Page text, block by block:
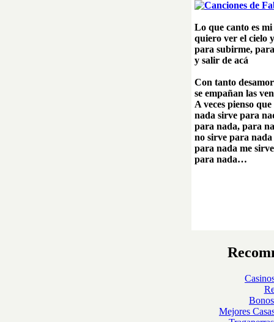
Lo que canto es
quiero ver el cielo
para subirme,
y salir de acá
Con tanto
se empañan las
A veces pienso
nada sirve para
para nada, para
no sirve para
para nada me
para nada…
Mejores